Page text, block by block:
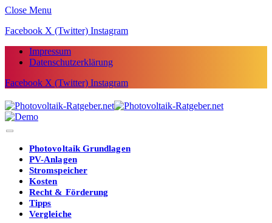
Close Menu
Facebook X (Twitter) Instagram
Impressum
Datenschutzerklärung
Facebook X (Twitter) Instagram
Photovoltaik Grundlagen
PV-Anlagen
Stromspeicher
Kosten
Recht & Förderung
Tipps
Vergleiche